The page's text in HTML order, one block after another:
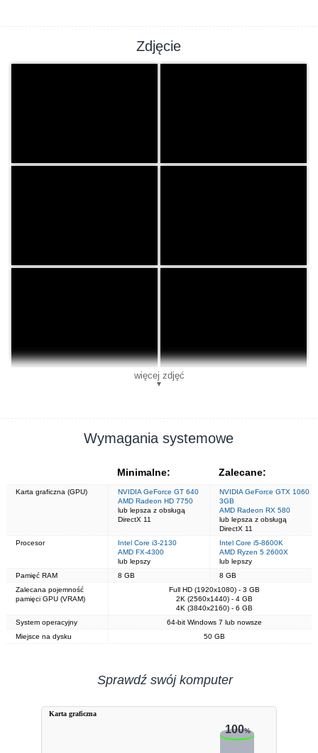
Zdjęcie
więcej zdjęć
▼
Wymagania systemowe
Minimalne: Zalecane:
Karta graficzna (GPU)
NVIDIA GeForce GT 640
AMD Radeon HD 7750
lub lepsza z obsługą
DirectX 11
NVIDIA GeForce GTX 1060
3GB
AMD Radeon RX 580
lub lepsza z obsługą
DirectX 11
Procesor
Intel Core i3-2130
AMD FX-4300
lub lepszy
Intel Core i5-8600K
AMD Ryzen 5 2600X
lub lepszy
Pamięć RAM
8 GB
8 GB
Zalecana pojemność
pamięci GPU (VRAM)
Full HD (1920x1080) - 3 GB
2K (2560x1440) - 4 GB
4K (3840x2160) - 6 GB
System operacyjny
64-bit Windows 7 lub nowsze
Miejsce na dysku
50 GB
Sprawdź swój komputer
100%
Karta graficzna